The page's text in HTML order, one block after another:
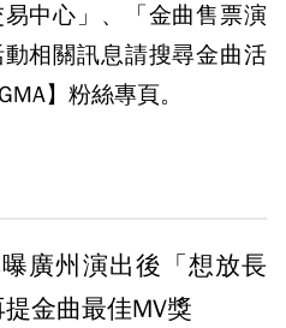
中心」、「金曲售票演
相關訊息請搜尋金曲活
】粉絲專頁。
廣州演出後「想放長
金曲最佳MV獎